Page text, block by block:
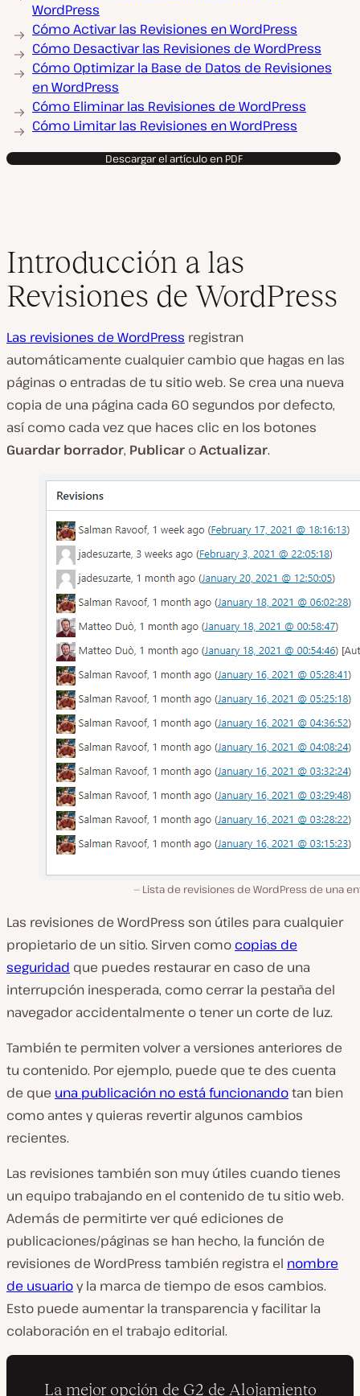
WordPress
Cómo Activar las Revisiones en WordPress
Cómo Desactivar las Revisiones de WordPress
Cómo Optimizar la Base de Datos de Revisiones
en WordPress
Cómo Eliminar las Revisiones de WordPress
Cómo Limitar las Revisiones en WordPress
Descargar el artículo en PDF
Introducción a las
Revisiones de WordPress
Las revisiones de WordPress registran
automáticamente cualquier cambio que hagas en las
páginas o entradas de tu sitio web. Se crea una nueva
copia de una página cada 60 segundos por defecto,
así como cada vez que haces clic en los botones
Guardar borrador, Publicar oActualizar.
Lista de revisiones de WordPress de una
Las revisiones de WordPress son útiles para cualquier
propietario de un sitio. Sirven como copias de
seguridad que puedes restaurar en caso de una
interrupción inesperada, como cerrar la pestaña del
navegador accidentalmente o tener un corte de luz.
También te permiten volver a versiones anteriores de
tu contenido. Por ejemplo, puede que te des cuenta
de que una publicación no está funcionandotan bien
como antes y quieras revertir algunos cambios
recientes.
Las revisiones también son muy útiles cuando tienes
un equipo trabajando en el contenido de tu sitio web.
Además de permitirte ver qué ediciones de
publicaciones/páginas se han hecho, la función de
revisiones de WordPress también registra el nombre
de usuarioy la marca de tiempo de esos cambios.
Esto puede aumentar la transparencia y facilitar la
colaboración en el trabajo editorial.